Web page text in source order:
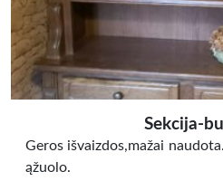
Sekcija-
Geros išvaizdos,mažai
ąžuolo.